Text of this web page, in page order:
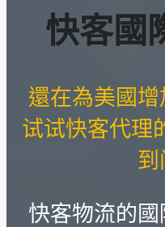
快客國
還在為美國增
试试快客代理
到
快客物流的